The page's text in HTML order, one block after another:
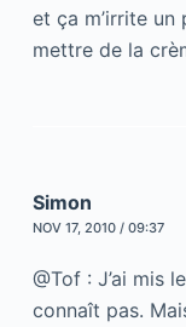
et ça m’irrite un
mettre de la
Simon
NOV 17, 2010 / 09:37
@Tof : J’ai mis
connaît pas.